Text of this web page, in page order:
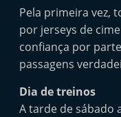
e
d
o
A
t
Pela primeira vez,
por jerseys de
confiança por
passagens
Dia de treinos
A tarde de sábado